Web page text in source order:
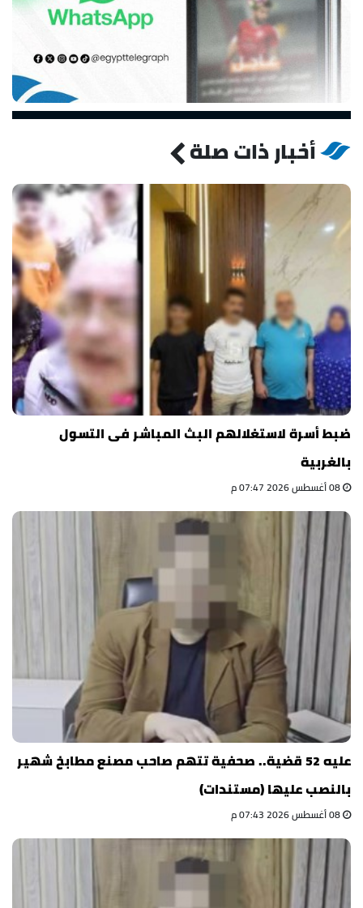
أخبار ذات صلة
ضبط أسرة لاستغلالهم البث المباشر فى التسول
بالغربية
عليه 52 قضية.. صحفية تتهم صاحب مصنع مطابخ شهير
بالنصب عليها (مستندات)